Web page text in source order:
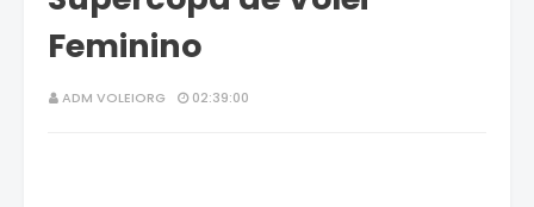
Feminino
ADM VOLEIORG 02:39:00